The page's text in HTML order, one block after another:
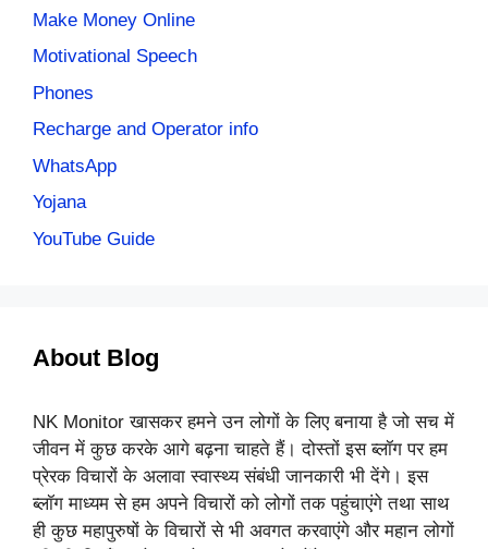
Make Money Online
Motivational Speech
Phones
Recharge and Operator info
WhatsApp
Yojana
YouTube Guide
About Blog
NK Monitor खासकर हमने उन लोगों के लिए बनाया है जो सच में
जीवन में कुछ करके आगे बढ़ना चाहते हैं। दोस्तों इस ब्लॉग पर हम
प्रेरक विचारों के अलावा स्वास्थ्य संबंधी जानकारी भी देंगे। इस
ब्लॉग माध्यम से हम अपने विचारों को लोगों तक पहुंचाएंगे तथा साथ
ही कुछ महापुरुषों के विचारों से भी अवगत करवाएंगे और महान लोगों